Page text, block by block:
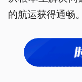
的航运获得通畅。